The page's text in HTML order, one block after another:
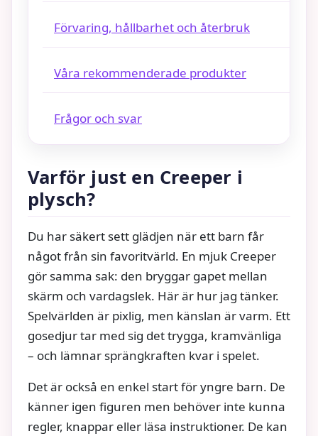
Förvaring, hållbarhet och återbruk
Våra rekommenderade produkter
Frågor och svar
Varför just en Creeper i
plysch?
Du har säkert sett glädjen när ett barn får
något från sin favoritvärld. En mjuk Creeper
gör samma sak: den bryggar gapet mellan
skärm och vardagslek. Här är hur jag tänker.
Spelvärlden är pixlig, men känslan är varm. Ett
gosedjur tar med sig det trygga, kramvänliga
– och lämnar sprängkraften kvar i spelet.
Det är också en enkel start för yngre barn. De
känner igen figuren men behöver inte kunna
regler, knappar eller läsa instruktioner. De kan